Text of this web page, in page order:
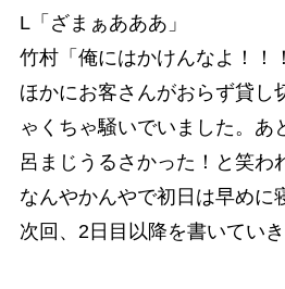
L「ざまぁあああ」
竹村「俺にはかけんなよ！！
ほかにお客さんがおらず貸し
ゃくちゃ騒いでいました。あ
呂まじうるさかった！と笑わ
なんやかんやで初日は早めに
次回、2日目以降を書いていき